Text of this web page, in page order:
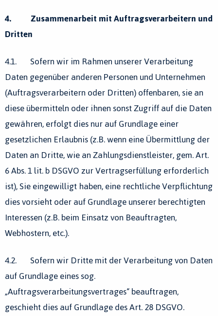
4. Zusammenarbeit mit Auftragsverarbeitern und
Dritten
4.1. Sofern wir im Rahmen unserer Verarbeitung
Daten gegenüber anderen Personen und Unternehmen
(Auftragsverarbeitern oder Dritten) offenbaren, sie an
diese übermitteln oder ihnen sonst Zugriff auf die Daten
gewähren, erfolgt dies nur auf Grundlage einer
gesetzlichen Erlaubnis (z.B. wenn eine Übermittlung der
Daten an Dritte, wie an Zahlungsdienstleister, gem. Art.
6 Abs. 1 lit. b DSGVO zur Vertragserfüllung erforderlich
ist), Sie eingewilligt haben, eine rechtliche Verpflichtung
dies vorsieht oder auf Grundlage unserer berechtigten
Interessen (z.B. beim Einsatz von Beauftragten,
Webhostern, etc.).
4.2. Sofern wir Dritte mit der Verarbeitung von Daten
auf Grundlage eines sog.
„Auftragsverarbeitungsvertrages“ beauftragen,
geschieht dies auf Grundlage des Art. 28 DSGVO.